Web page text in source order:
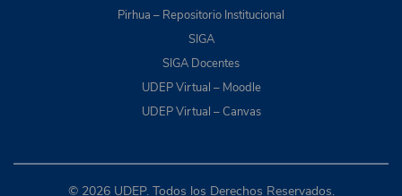
Pirhua – Repositorio Institucional
SIGA
SIGA Docentes
UDEP Virtual – Moodle
UDEP Virtual – Canvas
© 2026 UDEP. Todos los Derechos Reservados.